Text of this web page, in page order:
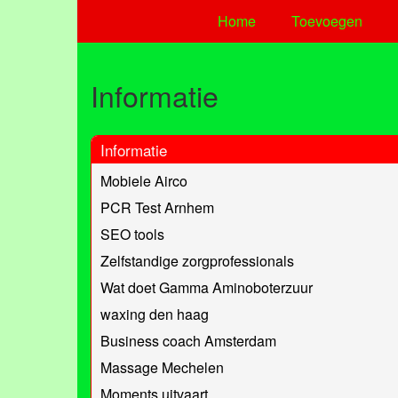
Home Toevoegen
Informatie
Informatie
Mobiele Airco
PCR Test Arnhem
SEO tools
Zelfstandige zorgprofessionals
Wat doet Gamma Aminoboterzuur
waxing den haag
Business coach Amsterdam
Massage Mechelen
Moments uitvaart